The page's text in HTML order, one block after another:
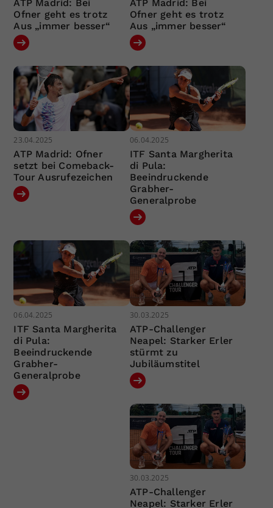
ATP Madrid: Bei
Ofner geht es trotz
Aus „immer besser“
ATP Madrid: Bei
Ofner geht es trotz
Aus „immer besser“
23.04.2025
ATP Madrid: Ofner
setzt bei Comeback-
Tour Ausrufezeichen
06.04.2025
ITF Santa Margherita
di Pula:
Beeindruckende
Grabher-
Generalprobe
06.04.2025
ITF Santa Margherita
di Pula:
Beeindruckende
Grabher-
Generalprobe
30.03.2025
ATP-Challenger
Neapel: Starker Erler
stürmt zu
Jubiläumstitel
30.03.2025
ATP-Challenger
Neapel: Starker Erler